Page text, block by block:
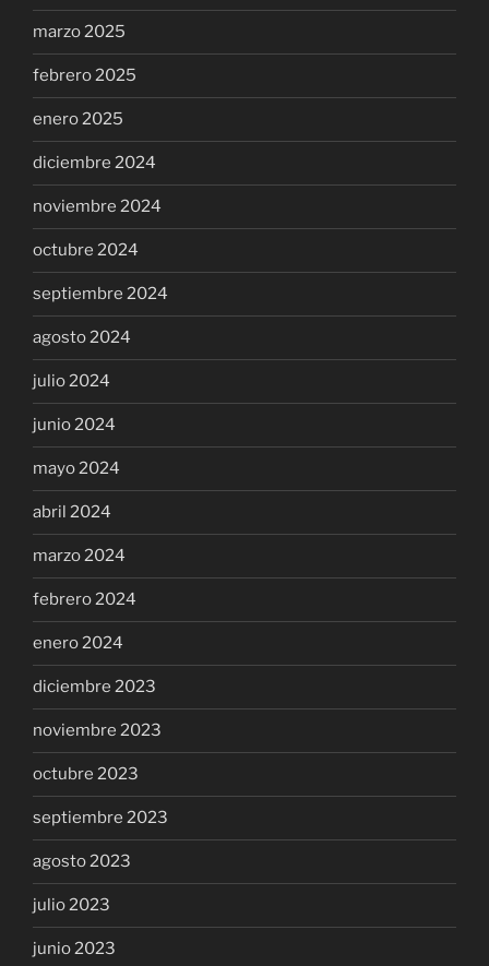
marzo 2025
febrero 2025
enero 2025
diciembre 2024
noviembre 2024
octubre 2024
septiembre 2024
agosto 2024
julio 2024
junio 2024
mayo 2024
abril 2024
marzo 2024
febrero 2024
enero 2024
diciembre 2023
noviembre 2023
octubre 2023
septiembre 2023
agosto 2023
julio 2023
junio 2023